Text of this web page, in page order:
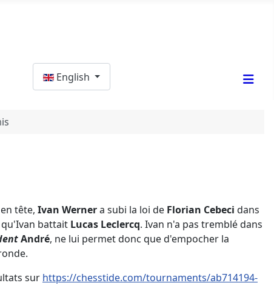
English
tête, Ivan Wernera subi la loi de Florian Cebeci dans
battait Lucas Leclercq. Ivan n'a pas tremblé dans
André, ne lui permet donc que d'empocher la
sur https://chesstide.com/tournaments/ab714194-